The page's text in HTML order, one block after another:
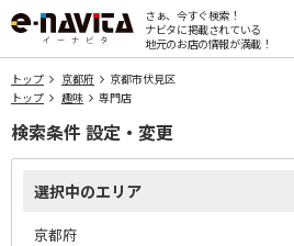
さぁ、今すぐ検索！
ナビタに掲載されている
地元のお店の情報が満載！
トップ 京都府
京都市伏見区
トップ
趣味 専門店
検索条件 設定・変更
選択中のエリア
京都府